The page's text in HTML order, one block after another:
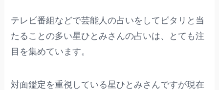
テレビ番組などで芸能人の占いをしてピタリと当
たることの多い星ひとみさんの占いは、とても注
目を集めています。
対面鑑定を重視している星ひとみさんですが現在